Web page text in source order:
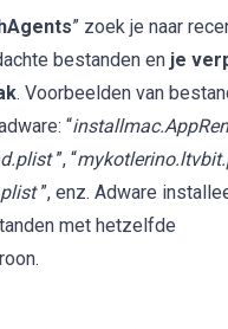
” zoek je naar
bestanden en je
. Voorbeelden van
“
”, “
”, enz. Adware
met hetzelfde